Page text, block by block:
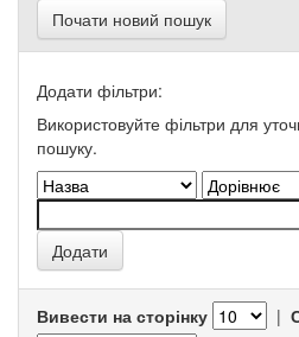
Почати новий пошук
Додати фільтри:
Використовуйте фільтри для
пошуку.
Вивести на сторінку |